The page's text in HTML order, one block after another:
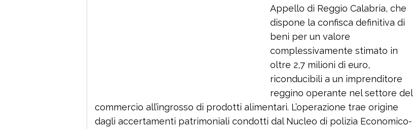
Appello di Reggio Calabria, che
dispone la confisca definitiva di
beni per un valore
complessivamente stimato in
oltre 2,7 milioni di euro,
riconducibili a un imprenditore
reggino operante nel settore del
commercio all’ingrosso di prodotti alimentari. L’operazione trae origine
dagli accertamenti patrimoniali condotti dal Nucleo di polizia Economico-